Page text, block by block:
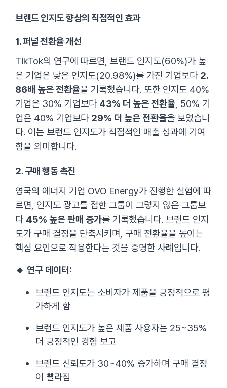
브랜드 인지도 향상의 직접적인 효과
1. 퍼널 전환율 개선
TikTok의 연구에 따르면, 브랜드 인지도(60%)가 높
은 기업은 낮은 인지도(20.98%)를 가진 기업보다 2.
86배 높은 전환율을 기록했습니다. 또한 인지도 40%
기업은 30% 기업보다 43% 더 높은 전환율, 50% 기
업은 40% 기업보다 29% 더 높은 전환율을 보였습니
다. 이는 브랜드 인지도가 직접적인 매출 성과에 기여
함을 의미합니다.
2. 구매 행동 촉진
영국의 에너지 기업 OVO Energy가 진행한 실험에 따
르면, 인지도 광고를 접한 그룹이 그렇지 않은 그룹보
다 45% 높은 판매 증가를 기록했습니다. 브랜드 인지
도가 구매 결정을 단축시키며, 구매 전환율을 높이는
핵심 요인으로 작용한다는 것을 증명한 사례입니다.
🔹 연구 데이터:
브랜드 인지도는 소비자가 제품을 긍정적으로 평
가하게 함
브랜드 인지도가 높은 제품 사용자는 25~35%
더 긍정적인 경험 보고
브랜드 신뢰도가 30~40% 증가하며 구매 결정
이 빨라짐